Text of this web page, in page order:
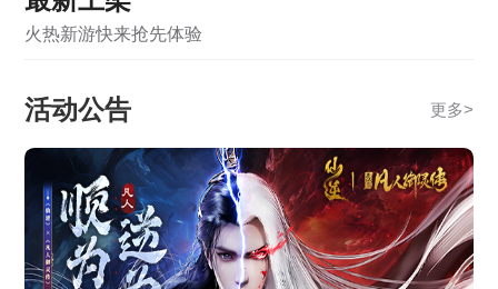
火热新游快来抢先体验
活动公告 更多>